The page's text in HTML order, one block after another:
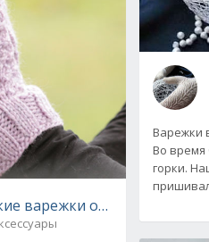
варежки от Drops
Варежки
Во время
горки.